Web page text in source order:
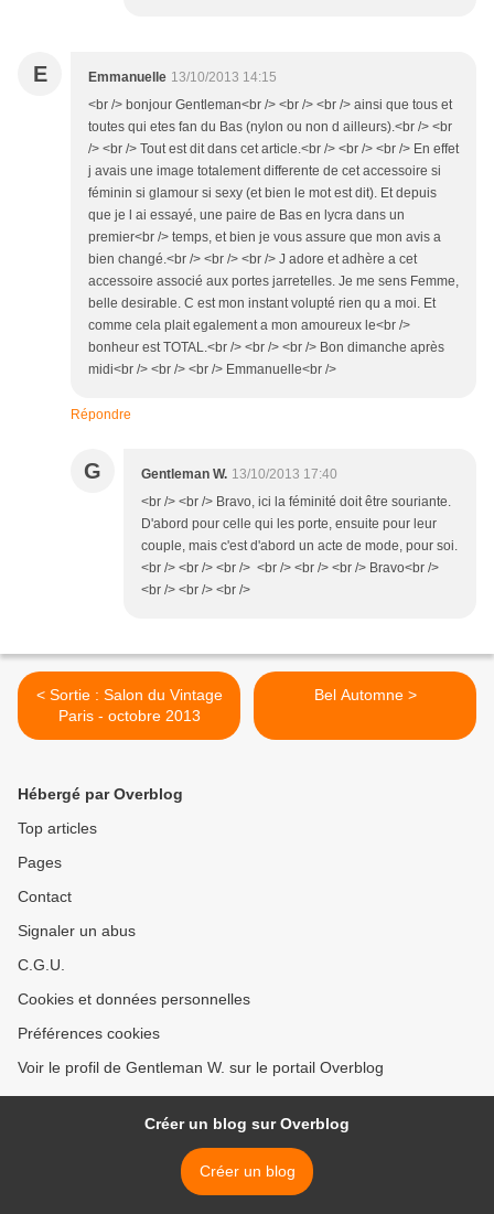
E Emmanuelle 13/10/2013 14:15
<br /> bonjour Gentleman<br /> <br /> <br /> ainsi que tous et
toutes qui etes fan du Bas (nylon ou non d ailleurs).<br /> <br
/> <br /> Tout est dit dans cet article.<br /> <br /> <br /> En effet
j avais une image totalement differente de cet accessoire si
féminin si glamour si sexy (et bien le mot est dit). Et depuis
que je l ai essayé, une paire de Bas en lycra dans un
premier<br /> temps, et bien je vous assure que mon avis a
bien changé.<br /> <br /> <br /> J adore et adhère a cet
accessoire associé aux portes jarretelles. Je me sens Femme,
belle desirable. C est mon instant volupté rien qu a moi. Et
comme cela plait egalement a mon amoureux le<br />
bonheur est TOTAL.<br /> <br /> <br /> Bon dimanche après
midi<br /> <br /> <br /> Emmanuelle<br />
Répondre
G Gentleman W. 13/10/2013 17:40
<br /> <br /> Bravo, ici la féminité doit être souriante.
D'abord pour celle qui les porte, ensuite pour leur
couple, mais c'est d'abord un acte de mode, pour soi.
<br /> <br /> <br /> <br /> <br /> <br /> Bravo<br />
<br /> <br /> <br />
< Sortie : Salon du Vintage
Paris - octobre 2013
Bel Automne >
Hébergé par Overblog
Top articles
Pages
Contact
Signaler un abus
C.G.U.
Cookies et données personnelles
Préférences cookies
Voir le profil de Gentleman W. sur le portail Overblog
Créer un blog sur Overblog
Créer un blog